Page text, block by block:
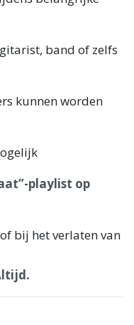
band of zelfs
kunnen worden
playlist op
bij het verlaten van